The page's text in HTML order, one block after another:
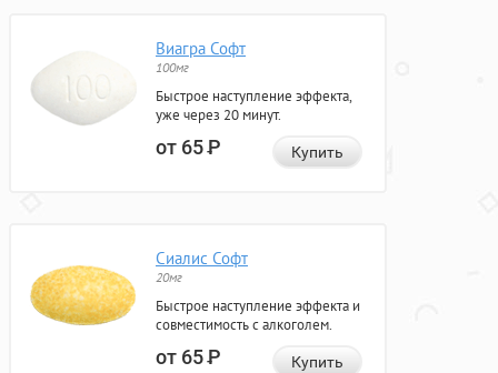
Виагра Софт
100мг
Быстрое наступление эффекта,
уже через 20 минут.
от 65Р Купить
Сиалис Софт
20мг
Быстрое наступление эффекта и
совместимость с алкоголем.
от 65Р Купить